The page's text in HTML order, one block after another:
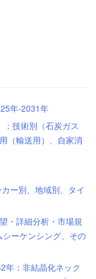
年-2031年
技術別（石炭ガス
（輸送用）、自家消
ー別、地域別、タイ
・詳細分析・市場規
ーケンシング、その
年：非結晶化ネック